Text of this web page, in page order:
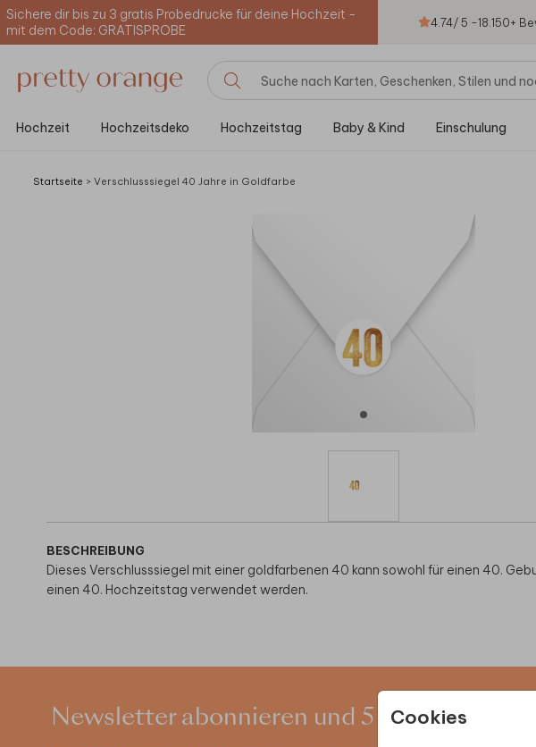
Sichere dir bis zu 3 gratis Probedrucke für deine Hochzeit -
mit dem Code: GRATISPROBE
4.74/ 5 -18.150+
Hochzeit Hochzeitsdeko Hochzeitstag Baby & Kind Einschulung
Cookies
Startseite > Verschlusssiegel 40 Jahre in Goldfarbe
BESCHREIBUNG
Dieses Verschlusssiegel mit einer goldfarbenen 40 kann sowohl für einen 40.
einen 40. Hochzeitstag verwendet werden.
Newsletter abonnieren und 5 € Rabatt